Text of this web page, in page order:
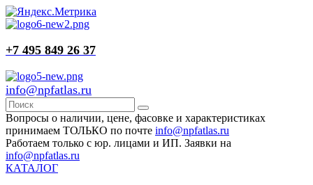
+7 495 849 26 37
info@npfatlas.ru
Вопросы о наличии, цене, фасовке и характеристиках
принимаем ТОЛЬКО по почте info@npfatlas.ru
Работаем только с юр. лицами и ИП. Заявки на
info@npfatlas.ru
КАТАЛОГ